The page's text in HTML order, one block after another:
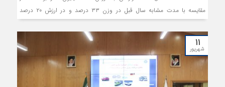
مقایسه با مدت مشابه سال قبل در وزن ۳۳ درصد و در ارزش ۲۰ درصد
است. میزان واردات هم طی این مدت، ۱۳۲ هزار تن به ارزش ۲۷۶ میلیون دلار
بوده که در مقایسه با مدت مشابه پارسال ۶۹ درصد در وزن و ۳۴ درصد در
ارزش افزایش یافته است.
۱۱
شهریور